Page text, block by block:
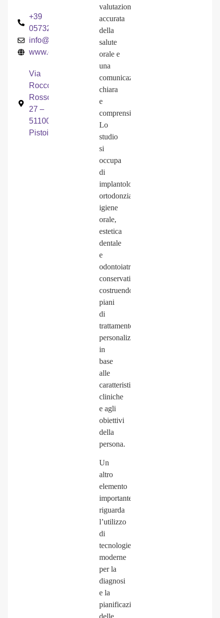
+39
057326232
info@odontoiatrialascala.it
www.odontoiatrialascala.it
Via
Roccon
Rosso,
27 –
51100
Pistoia
valutazione
accurata
della
salute
orale e
una
comunicazione
chiara
e
comprensibile.
Lo
studio
si
occupa
di
implantologia,
ortodonzia,
igiene
orale,
estetica
dentale
e
odontoiatria
conservativa,
costruendo
piani
di
trattamento
personalizzati
in
base
alle
caratteristiche
cliniche
e agli
obiettivi
della
persona.
Un
altro
elemento
importante
riguarda
l’utilizzo
di
tecnologie
moderne
per la
diagnosi
e la
pianificazione